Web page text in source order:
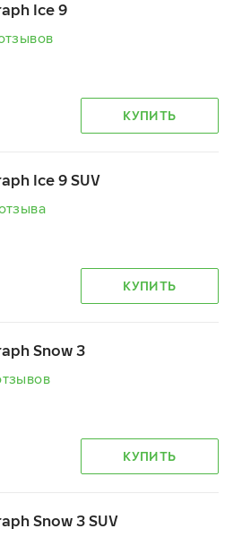
Ice 9
КУПИТЬ
Ice 9 SUV
КУПИТЬ
Snow 3
КУПИТЬ
Snow 3 SUV